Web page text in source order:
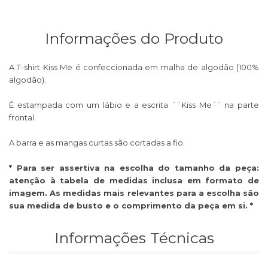
Informações do Produto
A T-shirt Kiss Me é confeccionada em malha de algodão (100%
algodão).
É estampada com um lábio e a escrita ´´Kiss Me´´ na parte
frontal.
A barra e as mangas curtas são cortadas a fio.
* Para ser assertiva na escolha do tamanho da peça:
atenção à tabela de medidas inclusa em formato de
imagem. As medidas mais relevantes para a escolha são
sua medida de busto e o comprimento da peça em si. *
Informações Técnicas